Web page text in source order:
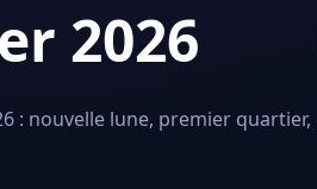
2026
: nouvelle lune, premier